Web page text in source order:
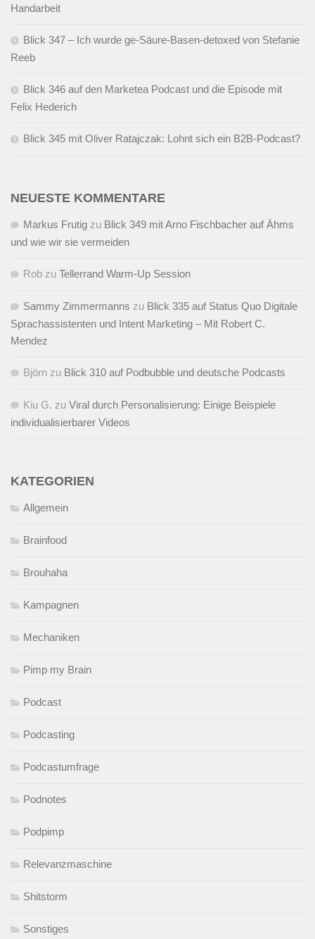
Handarbeit
Blick 347 – Ich wurde ge-Säure-Basen-detoxed von Stefanie
Reeb
Blick 346 auf den Marketea Podcast und die Episode mit
Felix Hederich
Blick 345 mit Oliver Ratajczak: Lohnt sich ein B2B-Podcast?
NEUESTE KOMMENTARE
Markus Frutig zu Blick 349 mit Arno Fischbacher auf Ähms
und wie wir sie vermeiden
Rob zu Tellerrand Warm-Up Session
Sammy Zimmermanns zu Blick 335 auf Status Quo Digitale
Sprachassistenten und Intent Marketing – Mit Robert C.
Mendez
Björn zu Blick 310 auf Podbubble und deutsche Podcasts
Kiu G. zu Viral durch Personalisierung: Einige Beispiele
individualisierbarer Videos
KATEGORIEN
Allgemein
Brainfood
Brouhaha
Kampagnen
Mechaniken
Pimp my Brain
Podcast
Podcasting
Podcastumfrage
Podnotes
Podpimp
Relevanzmaschine
Shitstorm
Sonstiges